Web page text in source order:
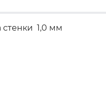
1,0 мм